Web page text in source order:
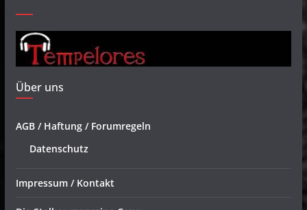
Über uns
AGB / Haftung / Forumregeln
Datenschutz
Impressum / Kontakt